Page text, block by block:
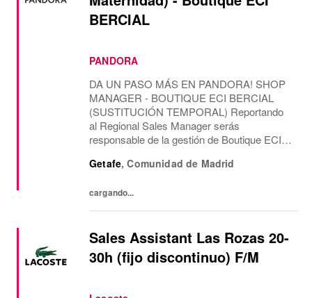
BERCIAL
PANDORA
DA UN PASO MÁS EN PANDORA! SHOP
MANAGER - BOUTIQUE ECI BERCIAL
(SUSTITUCIÓN TEMPORAL) Reportando
al Regional Sales Manager serás
responsable de la gestión de Boutique ECI
gestión del equipo, con una misión
PARA Como...
Getafe,Comunidad de Madrid
cargando...
Sales Assistant Las Rozas 20-
30h (fijo discontinuo) F/M